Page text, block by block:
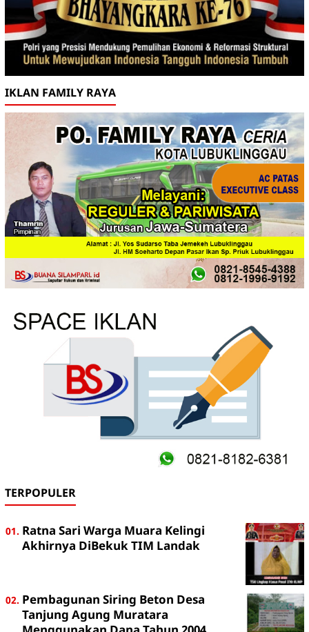
IKLAN FAMILY RAYA
TERPOPULER
Ratna Sari Warga Muara Kelingi
Akhirnya DiBekuk TIM Landak
Pembagunan Siring Beton Desa
Tanjung Agung Muratara